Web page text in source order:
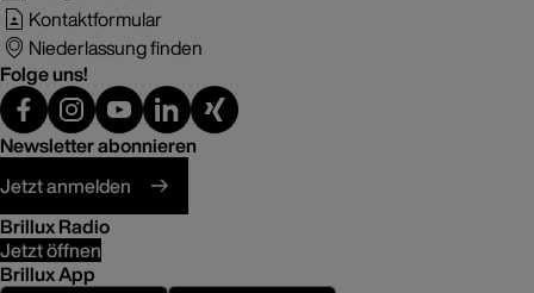
Kontaktformular
Niederlassung finden
Folge uns!
Newsletter abonnieren
Jetzt anmelden
Brillux Radio
Jetzt öffnen
Brillux App